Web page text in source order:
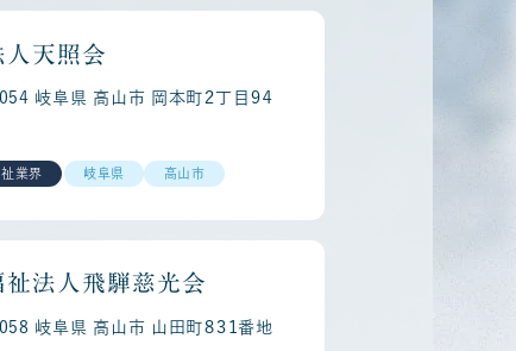
人天照会
岐阜県 高山市 岡本町２丁目９４
祉業界 岐阜県 高山市
祉法人飛騨慈光会
岐阜県 高山市 山田町８３１番地